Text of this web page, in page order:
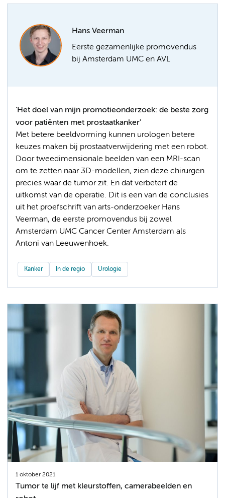
Hans Veerman
Eerste gezamenlijke promovendus
bij Amsterdam UMC en AVL
‘Het doel van mijn promotieonderzoek: de beste zorg
voor patiënten met prostaatkanker'
Met betere beeldvorming kunnen urologen betere
keuzes maken bij prostaatverwijdering met een robot.
Door tweedimensionale beelden van een MRI-scan
om te zetten naar 3D-modellen, zien deze chirurgen
precies waar de tumor zit. En dat verbetert de
uitkomst van de operatie. Dit is een van de conclusies
uit het proefschrift van arts-onderzoeker Hans
Veerman, de eerste promovendus bij zowel
Amsterdam UMC Cancer Center Amsterdam als
Antoni van Leeuwenhoek.
Kanker In de regio Urologie
1 oktober 2021
Tumor te lijf met kleurstoffen, camerabeelden en